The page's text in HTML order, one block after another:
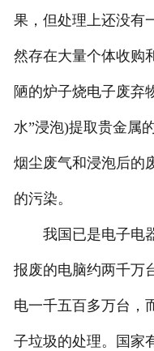
果，但处理上还没有
然存在大量个体收购
陋的炉子烧电子废弃
水”浸泡)提取贵金属
烟尘废气和浸泡后的
的污染。
我国已是电子电器
报废的电脑约两千万
电一千五百多万台，
子垃圾的处理。国家